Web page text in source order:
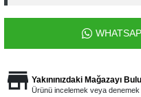
Yakınınızdaki Mağazayı
Ürünü incelemek veya denemek